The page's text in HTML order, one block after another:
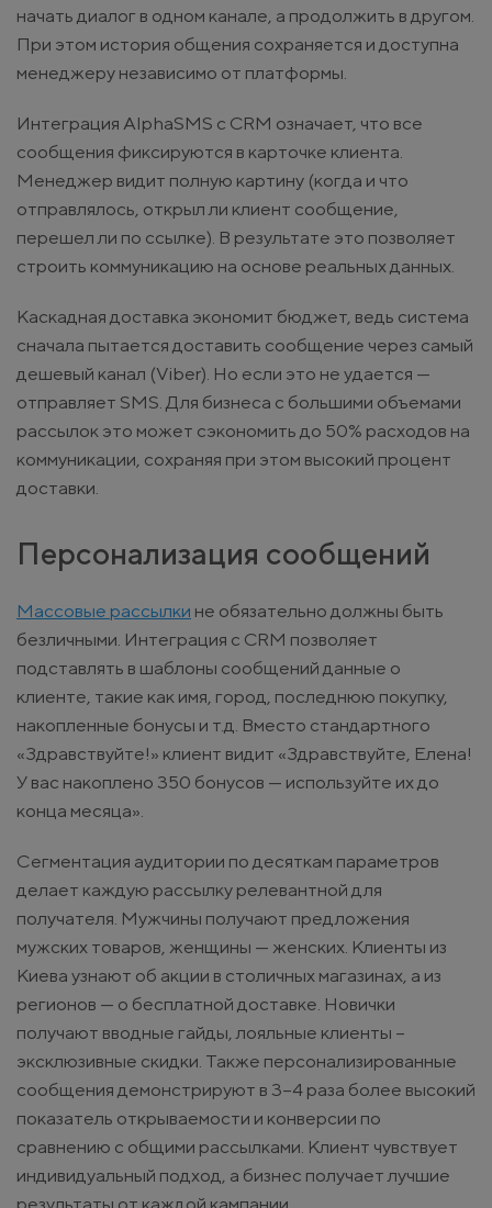
начать диалог в одном канале, а продолжить в другом.
При этом история общения сохраняется и доступна
менеджеру независимо от платформы.
Интеграция AlphaSMS с CRM означает, что все
сообщения фиксируются в карточке клиента.
Менеджер видит полную картину (когда и что
отправлялось, открыл ли клиент сообщение,
перешел ли по ссылке). В результате это позволяет
строить коммуникацию на основе реальных данных.
Каскадная доставка экономит бюджет, ведь система
сначала пытается доставить сообщение через самый
дешевый канал (Viber). Но если это не удается —
отправляет SMS. Для бизнеса с большими объемами
рассылок это может сэкономить до 50% расходов на
коммуникации, сохраняя при этом высокий процент
доставки.
Персонализация сообщений
Массовые рассылки не обязательно должны быть
безличными. Интеграция с CRM позволяет
подставлять в шаблоны сообщений данные о
клиенте, такие как имя, город, последнюю покупку,
накопленные бонусы и т.д. Вместо стандартного
«Здравствуйте!» клиент видит «Здравствуйте, Елена!
У вас накоплено 350 бонусов — используйте их до
конца месяца».
Сегментация аудитории по десяткам параметров
делает каждую рассылку релевантной для
получателя. Мужчины получают предложения
мужских товаров, женщины — женских. Клиенты из
Киева узнают об акции в столичных магазинах, а из
регионов — о бесплатной доставке. Новички
получают вводные гайды, лояльные клиенты –
эксклюзивные скидки. Также персонализированные
сообщения демонстрируют в 3–4 раза более высокий
показатель открываемости и конверсии по
сравнению с общими рассылками. Клиент чувствует
индивидуальный подход, а бизнес получает лучшие
результаты от каждой кампании.